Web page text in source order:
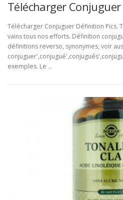
Télécharger
Télécharger Conjuguer Définition Pics.
vains tous nos efforts. Définition
définitions reverso, synonymes, voir
exemples. Le …